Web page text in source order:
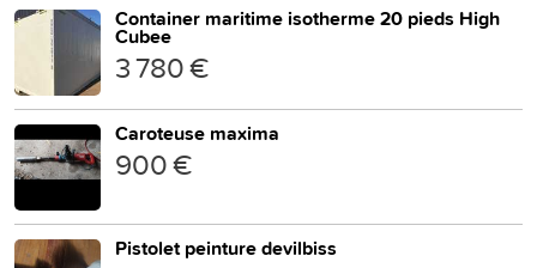
Container maritime isotherme 20 pieds High
Cubee
3 780 €
Caroteuse maxima
900 €
Pistolet peinture devilbiss